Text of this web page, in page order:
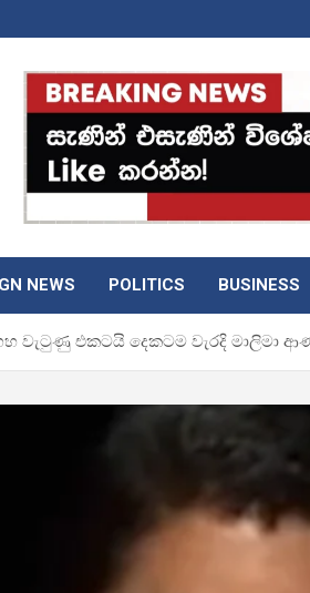
NEWS POLITICS BUSINESS
වැටුණු එකටයි දෙකටම වැරදි මාලිමා